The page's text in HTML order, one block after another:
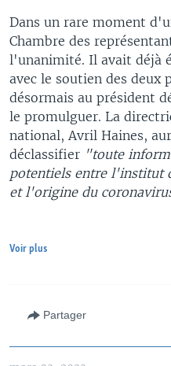
Dans un rare moment
Chambre des
l'unanimité. Il avait déjà
avec le soutien des deux
désormais au président
le promulguer. La
national, Avril Haines,
déclassifier "toute
potentiels entre l'institut
et l'origine du
Voir plus
Partager